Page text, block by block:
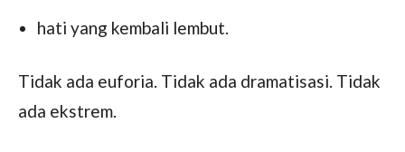
hati yang kembali lembut.
Tidak ada euforia. Tidak ada dramatisasi. Tidak
ada ekstrem.